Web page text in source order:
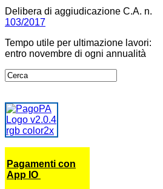
Delibera di aggiudicazione C.A. n.
103/2017
Tempo utile per ultimazione lavori:
entro novembre di ogni annualità
Pagamenti con
App IO